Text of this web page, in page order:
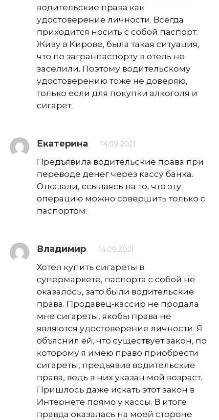
водительские права как
удостоверение личности. Всегда
приходится носить с собой паспорт.
Живу в Кирове, была такая ситуация,
что по загранпаспорту в отель не
заселили. Поэтому водительскому
удостоверению тоже не доверяю,
только если для покупки алкоголя и
сигарет.
Екатерина 14.09.2021
Предъявила водительские права при
переводе денег через кассу банка.
Отказали, ссылаясь на то, что эту
операцию можно совершить только с
паспортом.
Владимир 14.09.2021
Хотел купить сигареты в
супермаркете, паспорта с собой не
оказалось, зато были водительские
права. Продавец-кассир не продала
мне сигареты, якобы права не
являются удостоверение личности. Я
объяснил ей, что существует закон, по
которому я имею право приобрести
сигареты, предъявив водительские
права, ведь в них указан мой возраст.
Пришлось даже искать этот закон в
Интернете прямо у кассы. В итоге
правда оказалась на моей стороне